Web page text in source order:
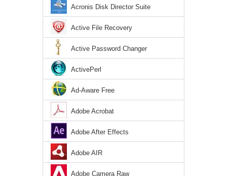
Acronis Disk Director Suite
Active File Recovery
Active Password Changer
ActivePerl
Ad-Aware Free
Adobe Acrobat
Adobe After Effects
Adobe AIR
Adobe Camera Raw